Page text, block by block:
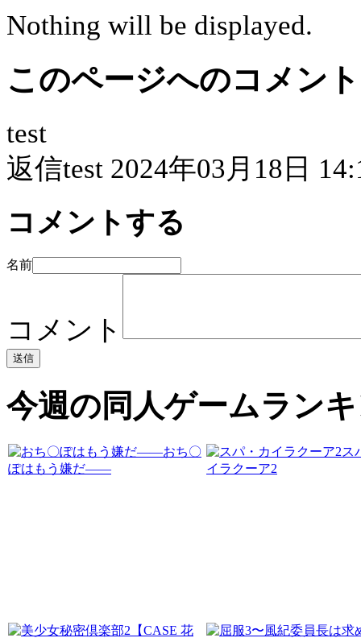
Nothing will be displayed.
このページへのコメント
test
返信test 2024年03月18日
コメントする
名前
コメント
今週の同人ゲームラン
おち〇
ぽはもう嫌だ――
ス
イラクーア2